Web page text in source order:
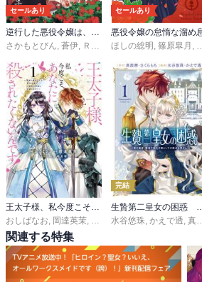
セールあり
逆行した悪役令嬢は、なぜか魔力を失ったので深窓の令嬢になります
さかもとびん, 蒼伊, ＲＡＨＷＩＡ
セールあり
悪役令嬢の怠惰な溜め
ほしの総明 , 篠原皐月 ,
おしばなお 岡達英茉 先崎真琴
完結
水谷悠珠 かえで透 真波潜
関連する特集